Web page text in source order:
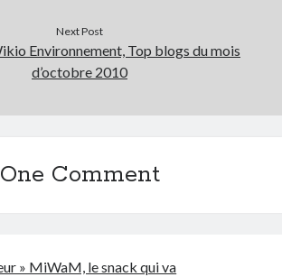
Next Post
Environnement, Top blogs du mois
d’octobre 2010
One Comment
» MiWaM, le snack qui va